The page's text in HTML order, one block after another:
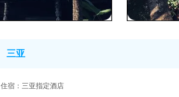
三亚
住宿：三亚指定酒店